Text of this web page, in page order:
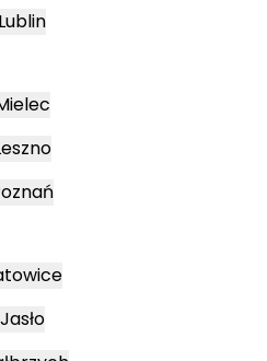
Lublin
Jasło